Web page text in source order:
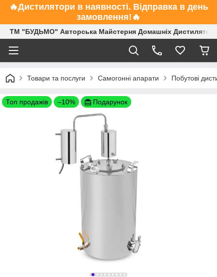
🔥Дистилятори в наявності. Відправка в день
замовлення!🔥
ТМ "БУДЬМО" Авторська Майстерня Домашніх
Товари та послуги Самогонні апарати Побутові
Топ продажів –10% Подарунок